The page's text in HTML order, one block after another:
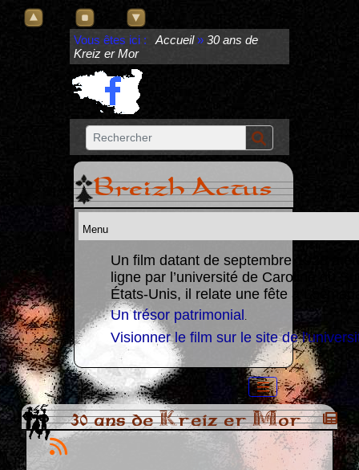
Vous êtes ici : Accueil» 30 ans de
Kreiz er Mor
Breizh Actus
un
Un film datant de septembre 1928 a
ligne par l’université de Caroline du
États-Unis, il relate une fête à
Un trésor patrimonial
Visionner le film sur le site de
30 ans de Kreiz er Mor